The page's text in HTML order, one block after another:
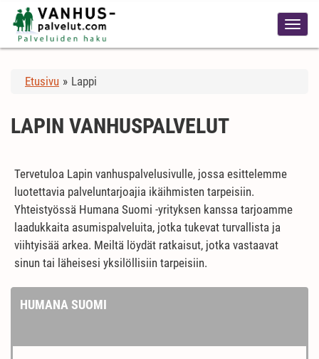
Etusivu » Lappi
LAPIN VANHUSPALVELUT
Tervetuloa Lapin vanhuspalvelusivulle, jossa esittelemme
luotettavia palveluntarjoajia ikäihmisten tarpeisiin.
Yhteistyössä Humana Suomi -yrityksen kanssa tarjoamme
laadukkaita asumispalveluita, jotka tukevat turvallista ja
viihtyisää arkea. Meiltä löydät ratkaisut, jotka vastaavat
sinun tai läheisesi yksilöllisiin tarpeisiin.
HUMANA SUOMI